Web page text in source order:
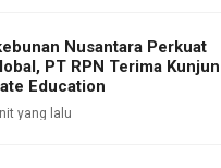
Nusantara Perkuat
PT RPN Terima
Education
yang lalu